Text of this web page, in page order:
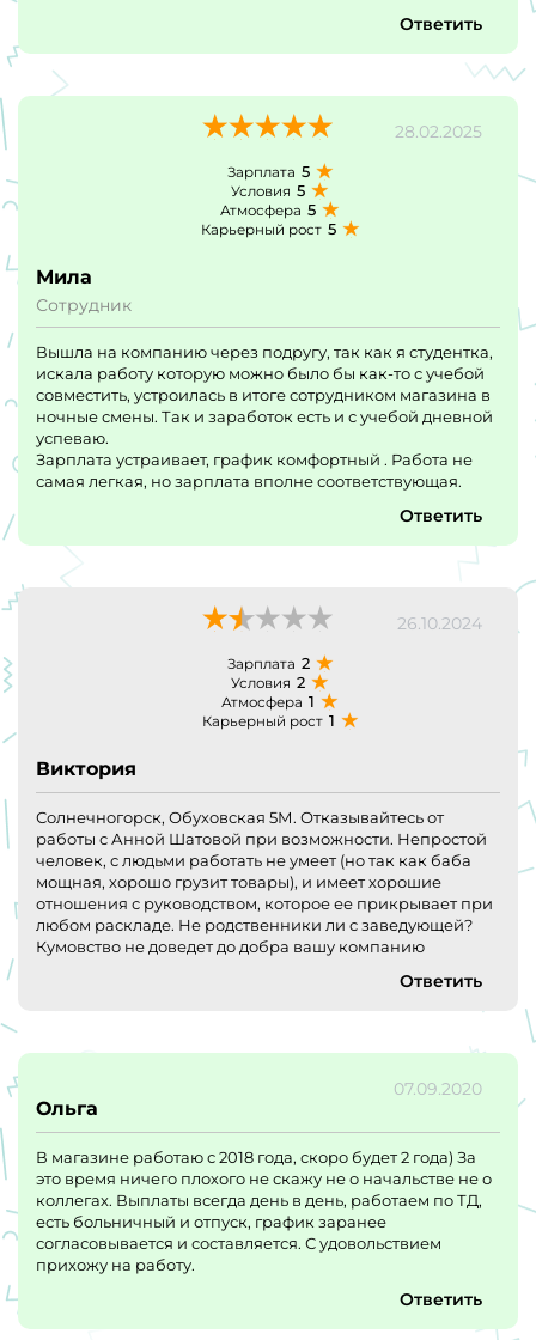
Ответить
28.02.2025
Зарплата 5
Условия 5
Атмосфера 5
Карьерный рост 5
Мила
Сотрудник
Вышла на компанию через подругу, так как я студентка,
искала работу которую можно было бы как-то с учебой
совместить, устроилась в итоге сотрудником магазина в
ночные смены. Так и заработок есть и с учебой дневной
успеваю.
Зарплата устраивает, график комфортный . Работа не
самая легкая, но зарплата вполне соответствующая.
Ответить
26.10.2024
Зарплата 2
Условия 2
Атмосфера 1
Карьерный рост 1
Виктория
Солнечногорск, Обуховская 5М. Отказывайтесь от
работы с Анной Шатовой при возможности. Непростой
человек, с людьми работать не умеет (но так как баба
мощная, хорошо грузит товары), и имеет хорошие
отношения с руководством, которое ее прикрывает при
любом раскладе. Не родственники ли с заведующей?
Кумовство не доведет до добра вашу компанию
Ответить
07.09.2020
Ольга
В магазине работаю с 2018 года, скоро будет 2 года) За
это время ничего плохого не скажу не о начальстве не о
коллегах. Выплаты всегда день в день, работаем по ТД,
есть больничный и отпуск, график заранее
согласовывается и составляется. С удовольствием
прихожу на работу.
Ответить